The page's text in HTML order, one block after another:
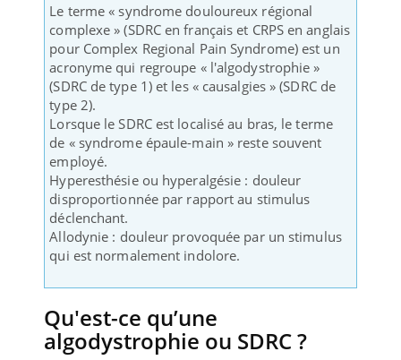
Le terme « syndrome douloureux régional
complexe » (SDRC en français et CRPS en anglais
pour Complex Regional Pain Syndrome) est un
acronyme qui regroupe « l'algodystrophie »
(SDRC de type 1) et les « causalgies » (SDRC de
type 2).
Lorsque le SDRC est localisé au bras, le terme
de « syndrome épaule-main » reste souvent
employé.
Hyperesthésie ou hyperalgésie : douleur
disproportionnée par rapport au stimulus
déclenchant.
Allodynie : douleur provoquée par un stimulus
qui est normalement indolore.
Qu'est-ce qu’une
algodystrophie ou SDRC ?